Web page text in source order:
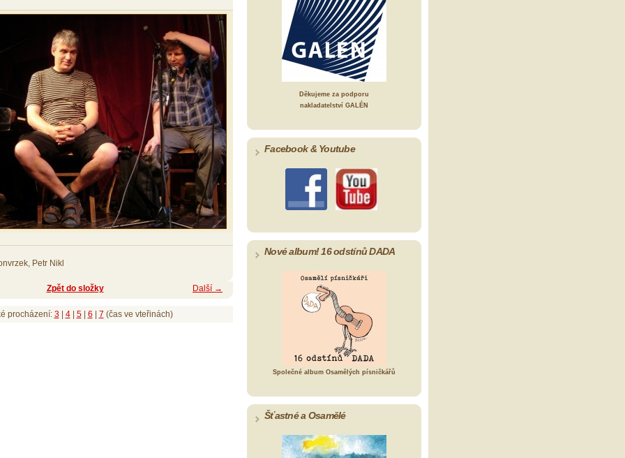
Petr Nikl
Další →
Zpět do složky
procházení: 3| 4| 5| 6 7 (čas ve vteřinách)
Děkujeme za podporu
nakladatelství GALÉN
Facebook & Youtube
Nové album! 16 odstínů DADA
Společné album Osamělých písničkářů
Šťastné a Osamělé